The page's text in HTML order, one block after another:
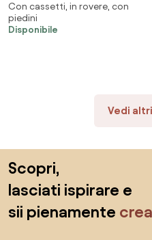
Con cassetti, in rovere, con
piedini
Disponibile
Vedi
Scopri,
lasciati ispirare e
sii pienamente